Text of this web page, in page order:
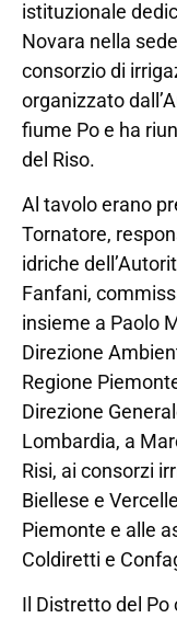
istituzionale
Novara nella
consorzio di
organizzato
fiume Po e ha
del Riso.
Al tavolo erano
Tornatore,
idriche
Fanfani,
insieme a Paolo
Direzione
Regione
Direzione
Lombardia, a
Risi, ai consorzi
Biellese e
Piemonte e alle
Coldiretti e
Il Distretto del Po